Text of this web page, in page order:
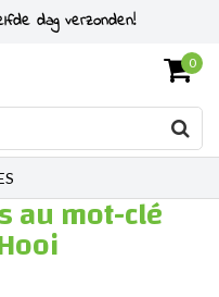
dag verzonden!
0
au mot-clé